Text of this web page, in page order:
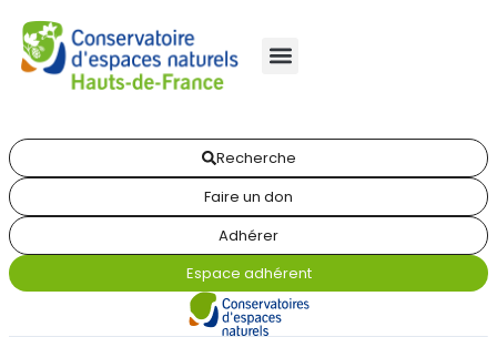
Recherche
Faire un don
Adhérer
Espace adhérent